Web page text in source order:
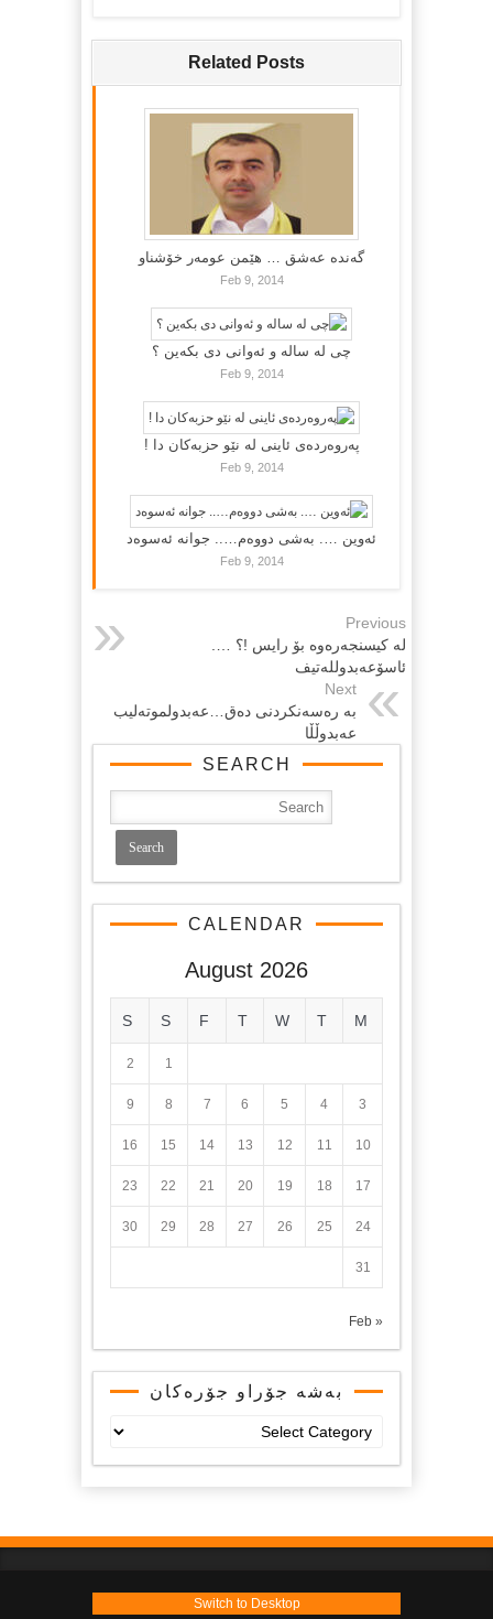
Related Posts
گه‌نده‌ عه‌شق … هێمن عومه‌ر خۆشناو
Feb 9, 2014
چی لە سالە و ئەوانی دی بكەین ؟
Feb 9, 2014
پەروەردەی ئاینی لە نێو حزبەکان دا !
Feb 9, 2014
ئەوین …. بەشی دووەم….. جوانە ئەسوەد
Feb 9, 2014
Previous
لە کیسنجەرەوە بۆ رایس !؟ ….
ئاسۆعەبدوللەتیف
Next
بە رەسەنكردنى دەق…عەبدولموتەلیب
عەبدوڵڵا
SEARCH
CALENDAR
August 2026
M
T
W
T
F
S
S
1
2
3
4
5
6
7
8
9
10
11
12
13
14
15
16
17
18
19
20
21
22
23
24
25
26
27
28
29
30
31
« Feb
بەشە جۆراو جۆرەکان
جۆرەکان
Switch to Desktop